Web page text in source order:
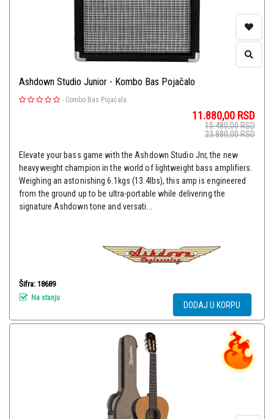
Ashdown Studio Junior - Kombo Bas Pojačalo
- Combo Bas Pojačala
11.880,00 RSD
15.480,00RSD
23.880,00RSD
Elevate your bass game with the Ashdown Studio Jnr, the new
heavyweight champion in the world of lightweight bass amplifiers.
Weighing an astonishing 6.1kgs (13.4lbs), this amp is engineered
from the ground up to be ultra-portable while delivering the
signature Ashdown tone and versati...
Šifra: 18689
Na stanju
DODAJ U KORPU